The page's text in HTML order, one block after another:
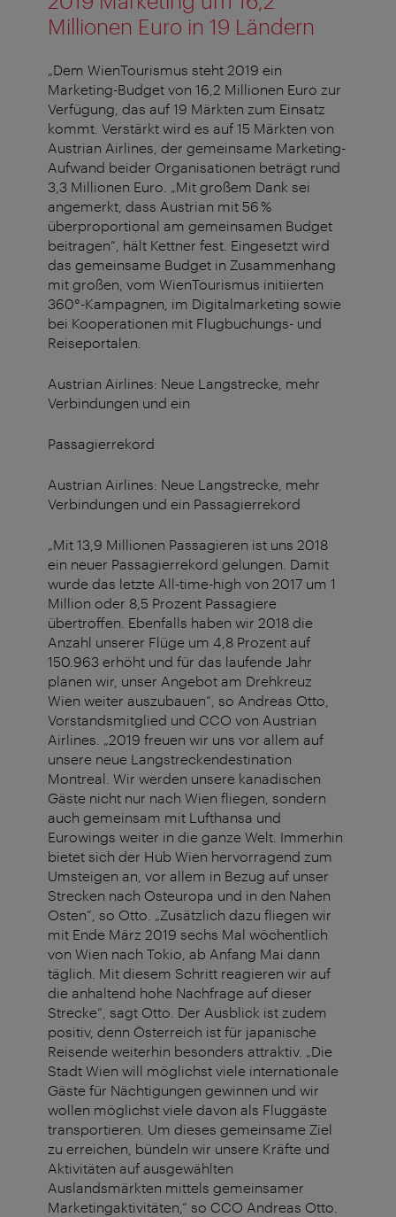
Millionen Euro in 19 Ländern
„Dem WienTourismus steht 2019 ein
Marketing-Budget von 16,2 Millionen Euro zur
Verfügung, das auf 19 Märkten zum Einsatz
kommt. Verstärkt wird es auf 15 Märkten von
Austrian Airlines, der gemeinsame Marketing-
Aufwand beider Organisationen beträgt rund
3,3 Millionen Euro. „Mit großem Dank sei
angemerkt, dass Austrian mit 56 %
überproportional am gemeinsamen Budget
beitragen“, hält Kettner fest. Eingesetzt wird
das gemeinsame Budget in Zusammenhang
mit großen, vom WienTourismus initiierten
360°-Kampagnen, im Digitalmarketing sowie
bei Kooperationen mit Flugbuchungs- und
Reiseportalen.
Austrian Airlines: Neue Langstrecke, mehr
Verbindungen und ein
Passagierrekord
Austrian Airlines: Neue Langstrecke, mehr
Verbindungen und ein Passagierrekord
„Mit 13,9 Millionen Passagieren ist uns 2018
ein neuer Passagierrekord gelungen. Damit
wurde das letzte All-time-high von 2017 um 1
Million oder 8,5 Prozent Passagiere
übertroffen. Ebenfalls haben wir 2018 die
Anzahl unserer Flüge um 4,8 Prozent auf
150.963 erhöht und für das laufende Jahr
planen wir, unser Angebot am Drehkreuz
Wien weiter auszubauen“, so Andreas Otto,
Vorstandsmitglied und CCO von Austrian
Airlines. „2019 freuen wir uns vor allem auf
unsere neue Langstreckendestination
Montreal. Wir werden unsere kanadischen
Gäste nicht nur nach Wien fliegen, sondern
auch gemeinsam mit Lufthansa und
Eurowings weiter in die ganze Welt. Immerhin
bietet sich der Hub Wien hervorragend zum
Umsteigen an, vor allem in Bezug auf unser
Strecken nach Osteuropa und in den Nahen
Osten“, so Otto. „Zusätzlich dazu fliegen wir
mit Ende März 2019 sechs Mal wöchentlich
von Wien nach Tokio, ab Anfang Mai dann
täglich. Mit diesem Schritt reagieren wir auf
die anhaltend hohe Nachfrage auf dieser
Strecke“, sagt Otto. Der Ausblick ist zudem
positiv, denn Österreich ist für japanische
Reisende weiterhin besonders attraktiv. „Die
Stadt Wien will möglichst viele internationale
Gäste für Nächtigungen gewinnen und wir
wollen möglichst viele davon als Fluggäste
transportieren. Um dieses gemeinsame Ziel
zu erreichen, bündeln wir unsere Kräfte und
Aktivitäten auf ausgewählten
Auslandsmärkten mittels gemeinsamer
Marketingaktivitäten,“ so CCO Andreas Otto.